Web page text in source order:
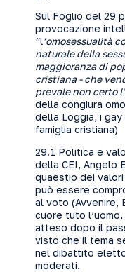
Sul Foglio del 29
provocazione
“l’omosessualità
naturale della
maggioranza di
cristiana - che
prevale non certo
della congiura
della Loggia, i
famiglia cristiana)
29.1 Politica e
della CEI, Angelo
quaestio dei
può essere
al voto (Avvenire,
cuore tuto
atteso dopo il
visto che il tema
nel dibattito
moderati.